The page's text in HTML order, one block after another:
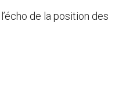
de la position des